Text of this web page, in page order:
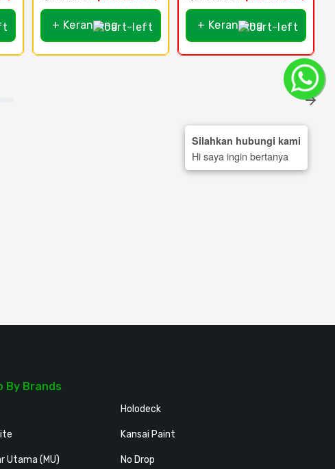
+ Keranjang + Keranjang
By Brands
Utama (MU)
Holodeck
Kansai Paint
No Drop
Silahkan hubungi kami
Hi saya ingin bertanya